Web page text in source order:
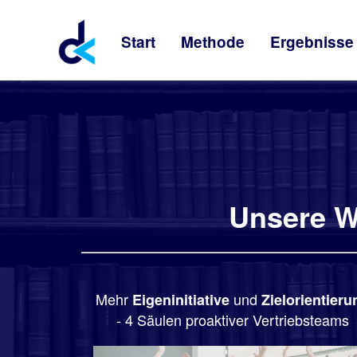
Start Methode Ergebnisse
Unsere
Mehr Eigeninitiative und
- 4 Säulen proaktiver Vertriebsteams